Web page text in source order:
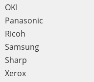
OKI
Panasonic
Ricoh
Samsung
Sharp
Xerox